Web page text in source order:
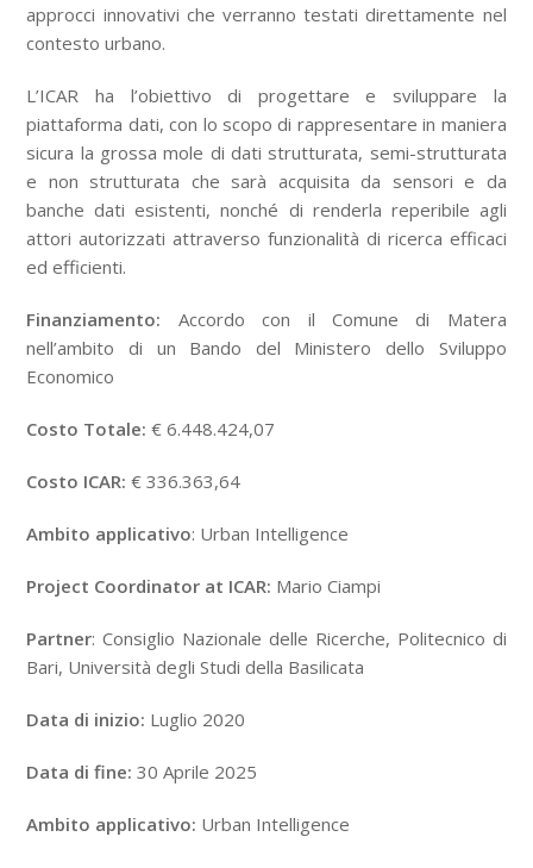
approcci innovativi che verranno testati direttamente nel
contesto urbano.
L’ICAR ha l’obiettivo di progettare e sviluppare la
piattaforma dati, con lo scopo di rappresentare in maniera
sicura la grossa mole di dati strutturata, semi-strutturata
e non strutturata che sarà acquisita da sensori e da
banche dati esistenti, nonché di renderla reperibile agli
attori autorizzati attraverso funzionalità di ricerca efficaci
ed efficienti.
Finanziamento: Accordo con il Comune di Matera
nell’ambito di un Bando del Ministero dello Sviluppo
Economico
Costo Totale: € 6.448.424,07
Costo ICAR: € 336.363,64
Ambito applicativo: Urban Intelligence
Project Coordinator at ICAR: Mario Ciampi
Partner: Consiglio Nazionale delle Ricerche, Politecnico di
Bari, Università degli Studi della Basilicata
Data di inizio: Luglio 2020
Data di fine: 30 Aprile 2025
Ambito applicativo: Urban Intelligence